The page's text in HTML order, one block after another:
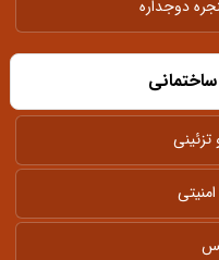
دوجداره